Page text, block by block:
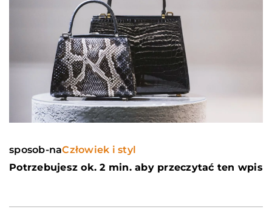
sposob-naCzłowiek i styl
Potrzebujesz ok. 2 min. aby przeczytać ten wpis